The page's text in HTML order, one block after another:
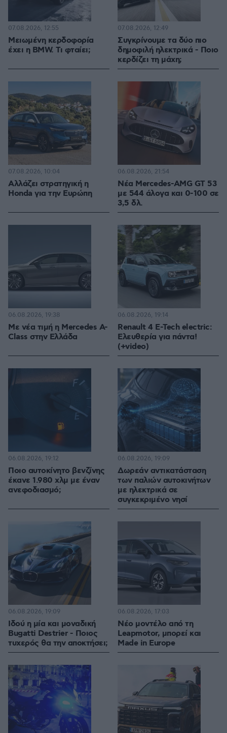
Μειωμένη κερδοφορία
έχει η BMW. Τι φταίει;
07.08.2026, 12:55
Συγκρίνουμε τα δύο πιο
δημοφιλή ηλεκτρικά - Ποιο
κερδίζει τη μάχη;
07.08.2026, 12:49
Αλλάζει στρατηγική η
Honda για την Ευρώπη
07.08.2026, 10:04
Νέα Mercedes-AMG GT 53
με 544 άλογα και 0-100 σε
3,5 δλ.
06.08.2026, 21:54
Με νέα τιμή η Mercedes A-
Class στην Ελλάδα
06.08.2026, 19:38
Renault 4 E-Tech electric:
Ελευθερία για πάντα!
(+video)
06.08.2026, 19:14
Ποιο αυτοκίνητο βενζίνης
έκανε 1.980 χλμ με έναν
ανεφοδιασμό;
06.08.2026, 19:12
Δωρεάν αντικατάσταση
των παλιών αυτοκινήτων
με ηλεκτρικά σε
συγκεκριμένο νησί
06.08.2026, 19:09
Ιδού η μία και μοναδική
Bugatti Destrier - Ποιος
τυχερός θα την αποκτήσει;
06.08.2026, 19:09
Νέο μοντέλο από τη
Leapmotor, μπορεί και
Made in Europe
06.08.2026, 17:03